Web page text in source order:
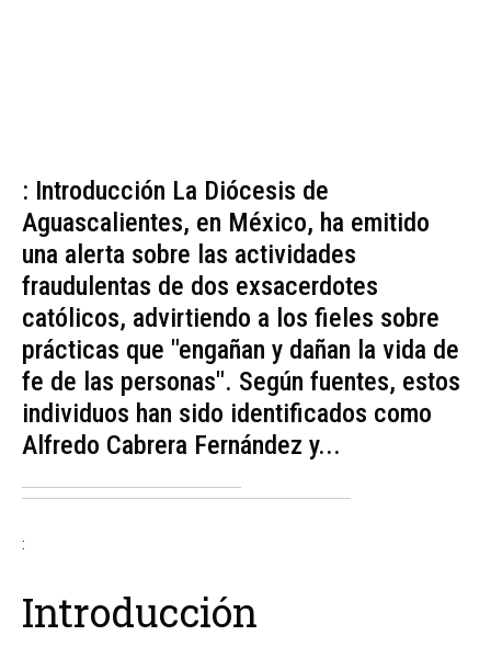
: Introducción La Diócesis de
Aguascalientes, en México, ha emitido
una alerta sobre las actividades
fraudulentas de dos exsacerdotes
católicos, advirtiendo a los fieles sobre
prácticas que "engañan y dañan la vida de
fe de las personas". Según fuentes, estos
individuos han sido identificados como
Alfredo Cabrera Fernández y...
:
Introducción